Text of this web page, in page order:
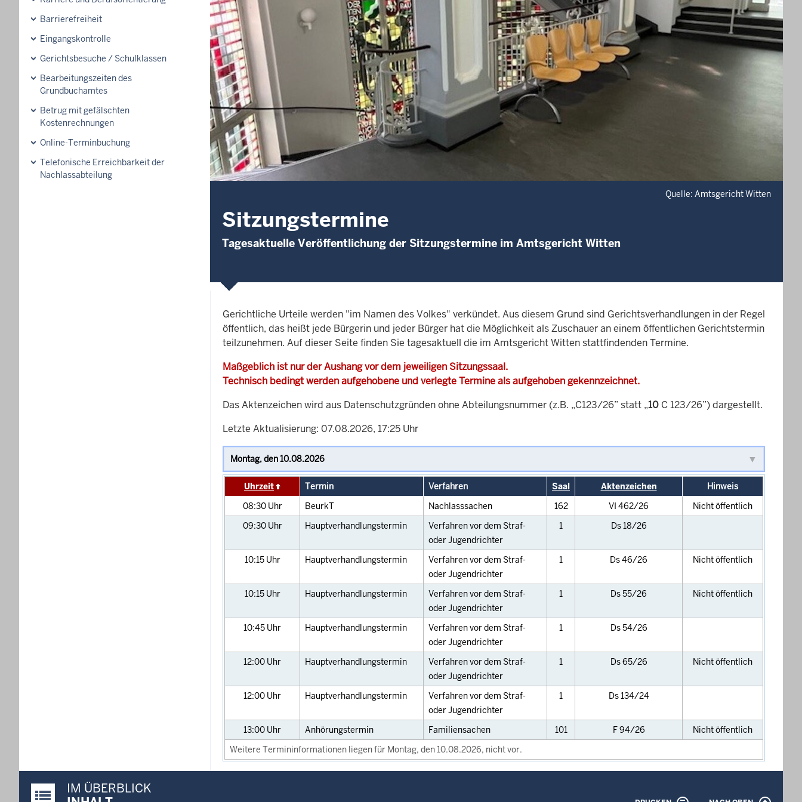
Barrierefreiheit
Eingangskontrolle
Gerichtsbesuche / Schulklassen
Bearbeitungszeiten des
Grundbuchamtes
Betrug mit gefälschten
Kostenrechnungen
Online-Terminbuchung
Telefonische Erreichbarkeit der
Nachlassabteilung
Quelle: Amtsgericht Witten
Sitzungstermine
Tagesaktuelle Veröffentlichung der Sitzungstermine im Amtsgericht Witten
Gerichtliche Urteile werden "im Namen des Volkes" verkündet. Aus diesem Grund sind Gerichtsverhandlungen in der Regel
öffentlich, das heißt jede Bürgerin und jeder Bürger hat die Möglichkeit als Zuschauer an einem öffentlichen Gerichtstermin
teilzunehmen. Auf dieser Seite finden Sie tagesaktuell die im Amtsgericht Witten stattfindenden Termine.
Maßgeblich ist nur der Aushang vor dem jeweiligen Sitzungssaal.
Technisch bedingt werden aufgehobene und verlegte Termine als aufgehoben gekennzeichnet.
Das Aktenzeichen wird aus Datenschutzgründen ohne Abteilungsnummer (z.B. „C123/26” statt „10 C 123/26”) dargestellt.
Letzte Aktualisierung: 07.08.2026, 17:25 Uhr
Uhrzeit Termin Verfahren Saal Aktenzeichen
Hinweis
08:30 Uhr BeurkT Nachlasssachen 162 VI 462/26
Nicht öffentlich
09:30 Uhr Hauptverhandlungstermin
Verfahren vor dem Straf-
oder Jugendrichter
1 Ds 18/26
10:15 Uhr Hauptverhandlungstermin
Verfahren vor dem Straf-
oder Jugendrichter
1 Ds 46/26 Nicht öffentlich
10:15 Uhr Hauptverhandlungstermin
Verfahren vor dem Straf-
oder Jugendrichter
1 Ds 55/26 Nicht öffentlich
10:45 Uhr Hauptverhandlungstermin
Verfahren vor dem Straf-
oder Jugendrichter
1 Ds 54/26
12:00 Uhr Hauptverhandlungstermin
Verfahren vor dem Straf-
oder Jugendrichter
1 Ds 65/26 Nicht öffentlich
12:00 Uhr Hauptverhandlungstermin
Verfahren vor dem Straf-
oder Jugendrichter
1 Ds 134/24
13:00 Uhr Anhörungstermin Familiensachen 101 F 94/26
Nicht öffentlich
Weitere Termininformationen liegen für Montag, den 10.08.2026, nicht vor.
Justiz-Portal im Überblick:
IM ÜBERBLICK